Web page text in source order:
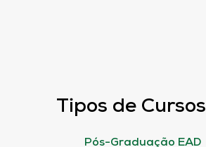
Tipos de Cursos
Pós-Graduação EAD